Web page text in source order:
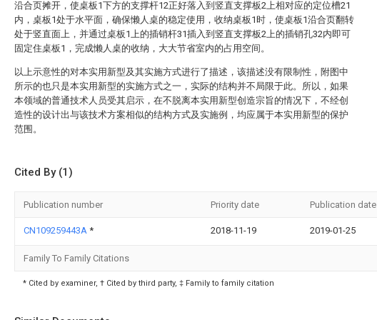
沿合页摊开，使桌板1下方的支撑杆12正好落入到竖直支撑板2上相对应的定位槽21
内，桌板1处于水平面，确保懒人桌的稳定使用，收纳桌板1时，使桌板1沿合页翻转
处于竖直面上，并通过桌板1上的插销杆31插入到竖直支撑板2上的插销孔32内即可
固定住桌板1，完成懒人桌的收纳，大大节省室内的占用空间。
以上示意性的对本实用新型及其实施方式进行了描述，该描述没有限制性，附图中
所示的也只是本实用新型的实施方式之一，实际的结构并不局限于此。所以，如果
本领域的普通技术人员受其启示，在不脱离本实用新型创造宗旨的情况下，不经创
造性的设计出与该技术方案相似的结构方式及实施例，均应属于本实用新型的保护
范围。
Cited By (1)
Publication number Priority date Publication date
CN109259443A * 2018-11-19 2019-01-25
Family To Family Citations
* Cited by examiner, † Cited by third party, ‡ Family to family citation